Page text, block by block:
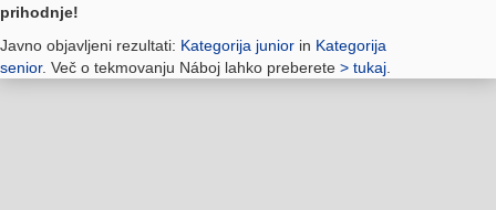
prihodnje!
Javno objavljeni rezultati: Kategorija junior in Kategorija
senior. Več o tekmovanju Náboj lahko preberete > tukaj